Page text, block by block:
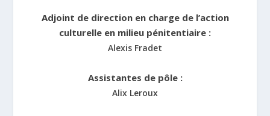
Adjoint de direction en charge de l’action
culturelle en milieu pénitentiaire :
Alexis Fradet
Assistantes de pôle :
Alix Leroux